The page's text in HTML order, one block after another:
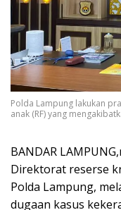
Polda Lampung lakukan
anak (RF) yang
BANDAR
Direktorat reserse
Polda Lampung,
dugaan kasus